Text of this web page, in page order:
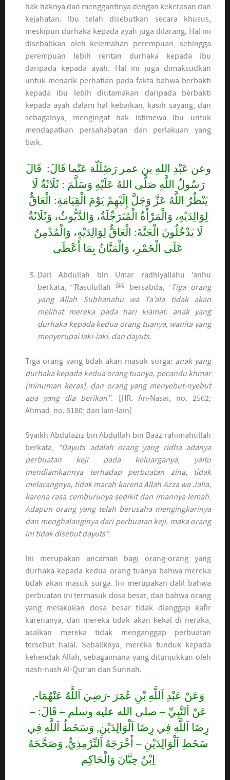
hak-haknya dan menggantinya dengan kekerasan dan
kejahatan. Ibu telah disebutkan secara khusus,
meskipun durhaka kepada ayah juga dilarang. Hal ini
disebabkan oleh kelemahan perempuan, sehingga
perempuan lebih rentan durhaka kepada ibu
daripada kepada ayah. Hal ini juga dimaksudkan
untuk menarik perhatian pada fakta bahwa berbakti
kepada ibu lebih diutamakan daripada berbakti
kepada ayah dalam hal kebaikan, kasih sayang, dan
sebagainya, mengingat hak istimewa ibu untuk
mendapatkan persahabatan dan perlakuan yang
baik.
وعن عَبْدِ اللهِ بن عمر رَضَِلَلّهَ عَنَْما قَالَ: قَالَ
رَسُولُ اللَّهِ صَلَّى اللهُ عَلَيْهِ وَسَلَّمَ : ثَلَاثَةٌ لَا
يَنْظُرُ اللَّهُ عَزَّ وَجَلَّ إِلَيْهِمْ يَوْمَ الْقِيَامَةِ: الْعَاقُّ
لِوَالِدَيْهِ، وَالْمَرْأَةُ الْمُتَرَجِّلَةُ، وَالدَّيُّوثُ، وَثَلَاثَةٌ
لَا يَدْخُلُونَ الْجَنَّةَ: الْعَاقُّ لِوَالِدَيْهِ، وَالْمُدْمِنُ
عَلَى الْخَمْرِ، وَالْمَنَّانُ بِمَا أَعْطَى
Dari Abdullah bin Umar radhiyallahu ‘anhu
berkata, “Rasulullah ﷺ bersabda, ‘ Tiga orang
yang Allah Subhanahu wa Ta’ala tidak akan
melihat mereka pada hari kiamat: anak yang
durhaka kepada kedua orang tuanya, wanita yang
menyerupai laki-laki, dan dayuts.
Tiga orang yang tidak akan masuk sorga: anak yang
durhaka kepada kedua orang tuanya, pecandu khmar
(minuman keras), dan orang yang menyebut-nyebut
apa yang dia berikan”. [HR. An-Nasai, no. 2562;
Ahmad, no. 6180; dan lain-lain]
Syaikh Abdulaziz bin Abdullah bin Baaz rahimahullah
berkata,
“Dayuts adalah orang yang ridha adanya
perbuatan keji pada keluarganya, yaitu
mendiamkannya terhadap perbuatan zina, tidak
melarangnya, tidak marah karena Allah Azza wa Jalla,
karena rasa cemburunya sedikit dan imannya lemah.
Adapun orang yang telah berusaha mengingkarinya
dan menghalanginya dari perbuatan keji, maka orang
ini tidak disebut dayuts”.
Ini merupakan ancaman bagi orang-orang yang
durhaka kepada kedua orang tuanya bahwa mereka
tidak akan masuk surga. Ini merupakan dalil bahwa
perbuatan ini termasuk dosa besar, dan bahwa orang
yang melakukan dosa besar tidak dianggap kafir
karenanya, dan mereka tidak akan kekal di neraka,
asalkan mereka tidak menganggap perbuatan
tersebut halal. Sebaliknya, mereka tunduk kepada
kehendak Allah, sebagaimana yang ditunjukkan oleh
nash-nash Al-Qur’an dan Sunnah.
وَعَنْ عَبْدِ اَللَّهِ بْنِ عُمَرَ -رَضِيَ اَللَّهُ عَنْهُمَا-,
عَنْ اَلنَّبِيِّ – صلى الله عليه وسلم – قَالَ: –
رِضَا اَللَّهِ فِي رِضَا اَلْوَالِدَيْنِ, وَسَخَطُ اَللَّهِ فِي
سَخَطِ اَلْوَالِدَيْنِ – أَخْرَجَهُ اَلتِّرْمِذِيُّ, وَصَحَّحَهُ
اِبْنُ حِبَّانَ وَالْحَاكِم